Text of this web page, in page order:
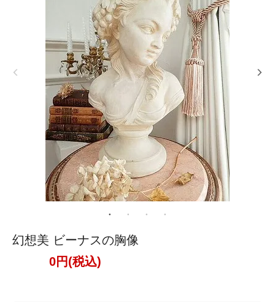
幻想美 ビーナスの胸像
0円(税込)